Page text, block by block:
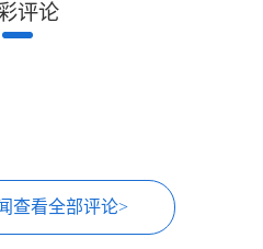
评论
查看全部评论>